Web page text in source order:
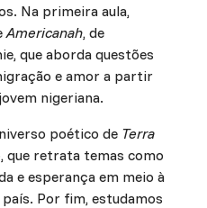
Na primeira aula,
Americanah, de
que aborda questões
e amor a partir
nigeriana.
poético de Terra
que retrata temas como
e esperança em meio à
Por fim, estudamos